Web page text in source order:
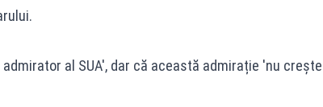
al SUA', dar că această admirație 'nu crește